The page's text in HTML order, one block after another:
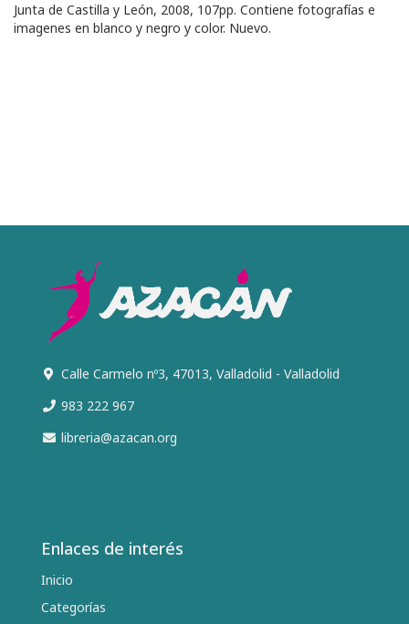
Junta de Castilla y León, 2008, 107pp. Contiene fotografías e
imagenes en blanco y negro y color. Nuevo.
Calle Carmelo nº3, 47013, Valladolid - Valladolid
983 222 967
libreria@azacan.org
Enlaces de interés
Inicio
Categorías